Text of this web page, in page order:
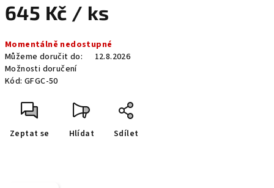
645 Kč / ks
cena:
Momentálně nedostupné
Můžeme doručit do:
12.8.2026
Možnosti doručení
Kód: GFGC-50
Zeptat se Hlídat Sdílet